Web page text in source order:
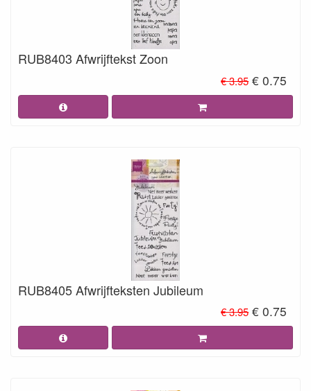
RUB8403 Afwrijftekst Zoon
€ 3.95 € 0.75
RUB8405 Afwrijfteksten Jubileum
€ 3.95 € 0.75